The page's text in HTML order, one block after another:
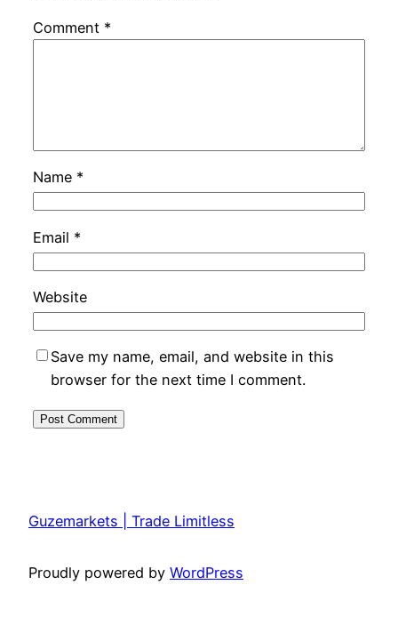
Comment *
Name *
Email *
Website
Save my name, email, and website in this
browser for the next time I comment.
Guzemarkets | Trade Limitless
Proudly powered by WordPress